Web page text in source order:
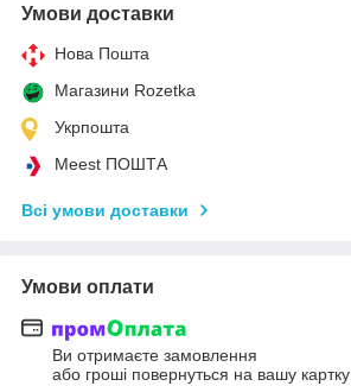
Умови доставки
Нова Пошта
Магазини Rozetka
Укрпошта
Meest ПОШТА
Всі умови доставки
Умови оплати
Ви отримаєте замовлення
або гроші повернуться на вашу картку